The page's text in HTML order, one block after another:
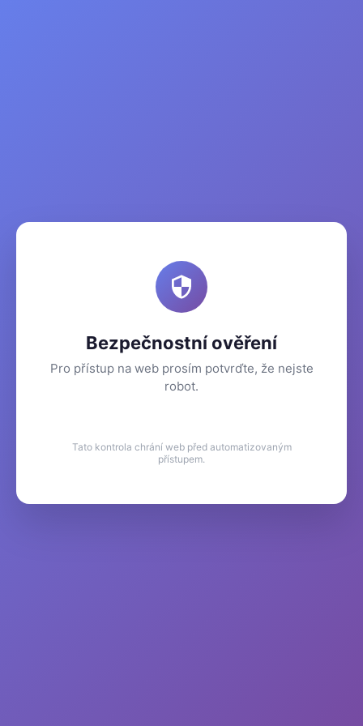
Bezpečnostní ověření
Pro přístup na web prosím potvrďte, že nejste
robot.
Tato kontrola chrání web před automatizovaným
přístupem.